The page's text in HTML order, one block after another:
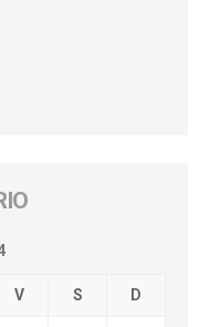
V S D